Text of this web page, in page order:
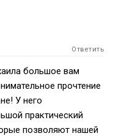
Ответить
большое вам
прочтение
У него
практический
позволяют нашей